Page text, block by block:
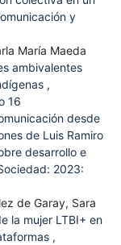
y
María Maeda
ambivalentes
,
16
desde
de Luis Ramiro
desarrollo e
2023:
de Garay, Sara
la mujer LTBI+ en
,